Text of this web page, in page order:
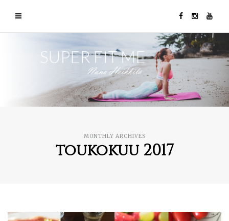
MONTHLY ARCHIVES
toukokuu 2017